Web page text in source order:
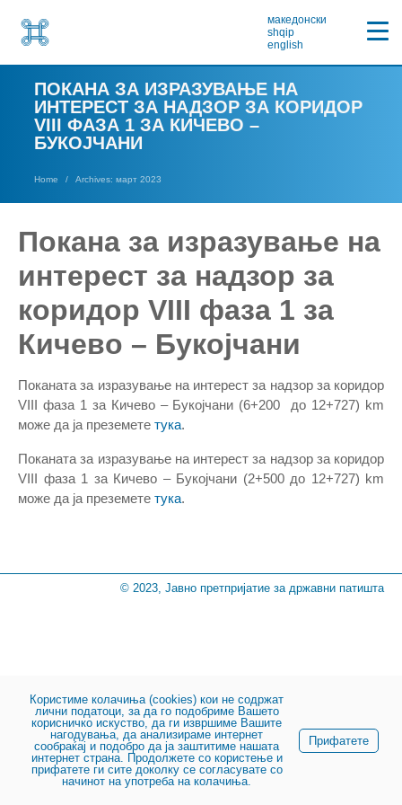
македонски
shqip
english
ПОКАНА ЗА ИЗРАЗУВАЊЕ НА
ИНТЕРЕСТ ЗА НАДЗОР ЗА КОРИДОР
VIII ФАЗА 1 ЗА КИЧЕВО –
БУКОЈЧАНИ
Home Archives: март 2023
Покана за изразување на
интерест за надзор за
коридор VIII фаза 1 за
Кичево – Букојчани
Поканатa за изразување нa интерест за надзор за коридор
VIII фаза 1 за Кичево – Букојчани (6+200 до 12+727) km
може да ја преземете тука.
Поканатa за изразување нa интерест за надзор за коридор
VIII фаза 1 за Кичево – Букојчани (2+500 до 12+727) km
може да ја преземете тука.
© 2023, Јавно претпријатие за државни патишта
Користиме колачиња (cookies) кои не содржат
лични податоци, за да го подобриме Вашето
корисничко искуство, да ги извршиме Вашите
нагодувања, да анализираме интернет
сообраќај и подобро да ја заштитиме нашата
интернет страна. Продолжете со користење и
прифатете ги сите доколку се согласувате со
начинот на употреба на колачиња.
Прифатете